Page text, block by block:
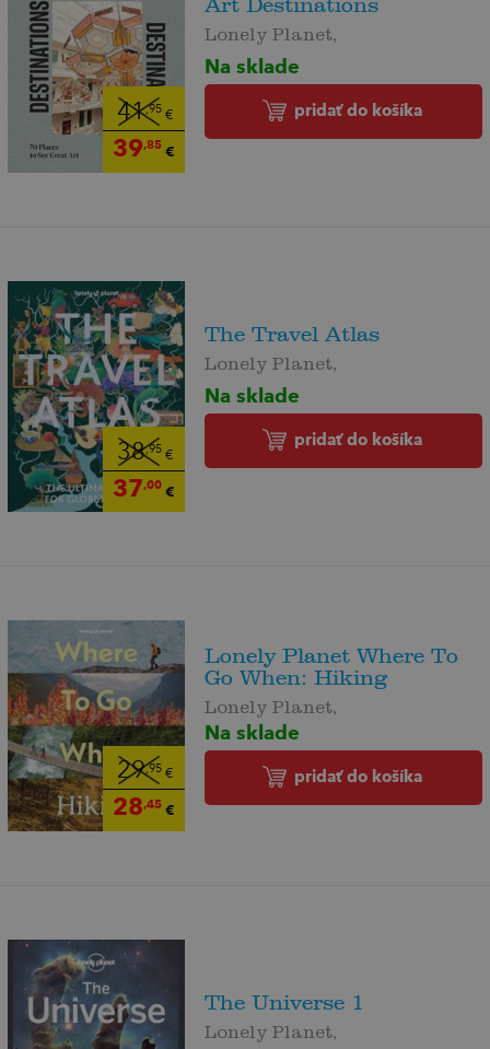
41,95€
39,85€
Art Destinations
Lonely Planet,
Na sklade
pridať do košíka
38,95€
37,00€
The Travel Atlas
Lonely Planet,
Na sklade
pridať do košíka
29,95€
28,45€
Lonely Planet Where To
Go When: Hiking
Lonely Planet,
Na sklade
pridať do košíka
The Universe 1
Lonely Planet,